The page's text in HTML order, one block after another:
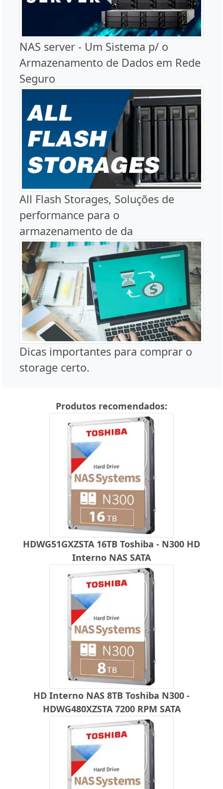
NAS server - Um Sistema p/ o
Armazenamento de Dados em Rede
Seguro
All Flash Storages, Soluções de
performance para o
armazenamento de da
Dicas importantes para comprar o
storage certo.
Produtos recomendados:
HDWG51GXZSTA 16TB Toshiba - N300 HD
Interno NAS SATA
HD Interno NAS 8TB Toshiba N300 -
HDWG480XZSTA 7200 RPM SATA